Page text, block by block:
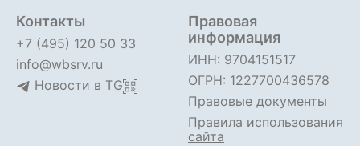
Контакты
+7 (495) 120 50 33
info@wbsrv.ru
Новости в TG
Правовая
информация
ИНН: 9704151517
ОГРН: 1227700436578
Правовые документы
Правила использования
сайта